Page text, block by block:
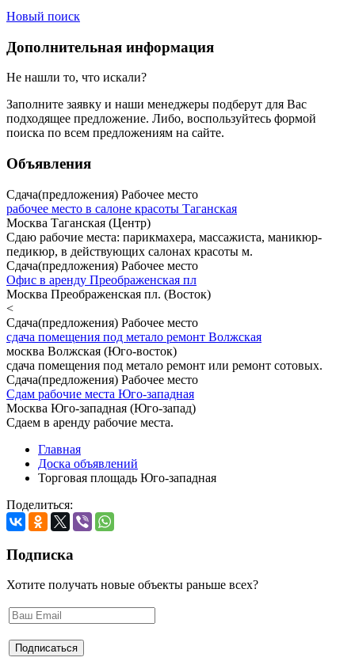
Новый поиск
Дополнительная информация
Не нашли то, что искали?
Заполните заявку и наши менеджеры подберут для Вас
подходящее предложение. Либо, воспользуйтесь формой
поиска по всем предложениям на сайте.
Объявления
Сдача(предложения) Рабочее место
рабочее место в салоне красоты Таганская
Москва Таганская (Центр)
Cдаю рабочие места: парикмахера, массажиста, маникюр-
педикюр, в действующих салонах красоты м.
Сдача(предложения) Рабочее место
Офис в аренду Преображенская пл
Москва Преображенская пл. (Восток)
<
Сдача(предложения) Рабочее место
сдача помещения под метало ремонт Волжская
москва Волжская (Юго-восток)
сдача помещения под метало ремонт или ремонт сотовых.
Сдача(предложения) Рабочее место
Сдам рабочие места Юго-западная
Москва Юго-западная (Юго-запад)
Сдаем в аренду рабочие места.
Главная
Доска объявлений
Торговая площадь Юго-западная
Поделиться:
Подписка
Хотите получать новые объекты раньше всех?